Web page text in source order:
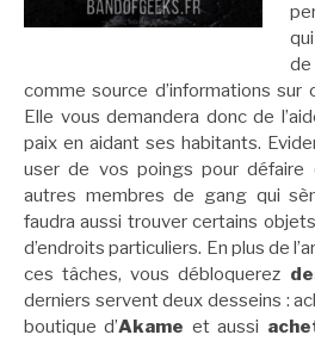
de
comme source d’informations sur
Elle vous demandera donc de
paix en aidant ses habitants.
user de vos poings pour défaire
autres membres de gang qui
faudra aussi trouver certains
d’endroits particuliers. En plus de
ces tâches, vous débloquerez
derniers servent deux desseins :
boutique d’Akame et aussi